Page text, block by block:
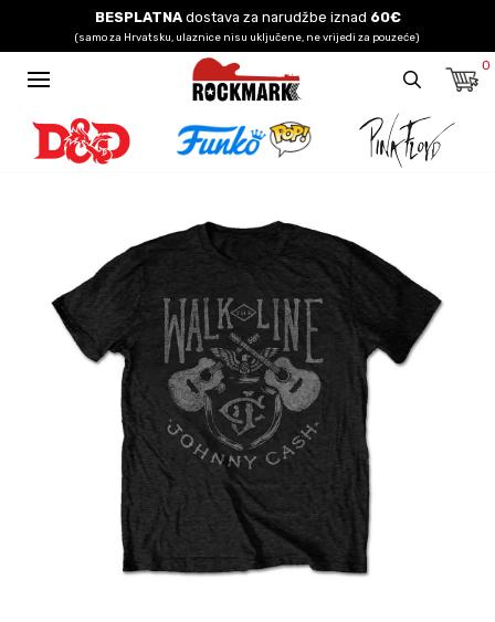
BESPLATNAdostava za narudžbe iznad 60€
(samo za Hrvatsku, ulaznice nisu uključene, ne vrijedi za pouzeće)
0